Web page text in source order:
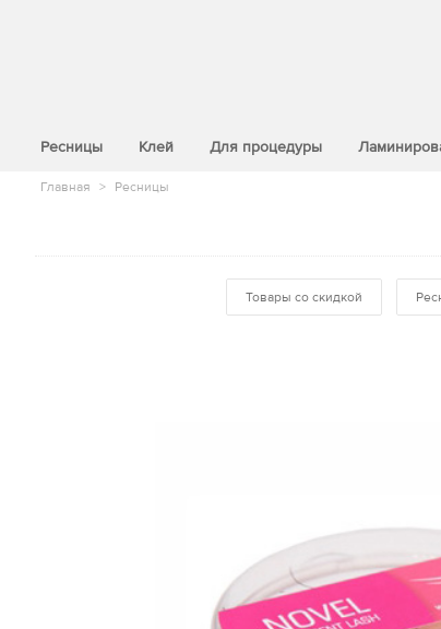
Ресницы Клей Для процедуры
Главная > Ресницы
Товары со скидкой